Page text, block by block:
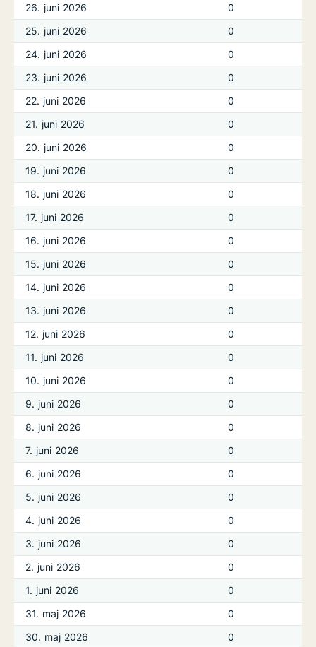
26. juni 2026
0
25. juni 2026
0
24. juni 2026
0
23. juni 2026
0
22. juni 2026
0
21. juni 2026
0
20. juni 2026
0
19. juni 2026
0
18. juni 2026
0
17. juni 2026
0
16. juni 2026
0
15. juni 2026
0
14. juni 2026
0
13. juni 2026
0
12. juni 2026
0
11. juni 2026
0
10. juni 2026
0
9. juni 2026
0
8. juni 2026
0
7. juni 2026
0
6. juni 2026
0
5. juni 2026
0
4. juni 2026
0
3. juni 2026
0
2. juni 2026
0
1. juni 2026
0
31. maj 2026
0
30. maj 2026
0